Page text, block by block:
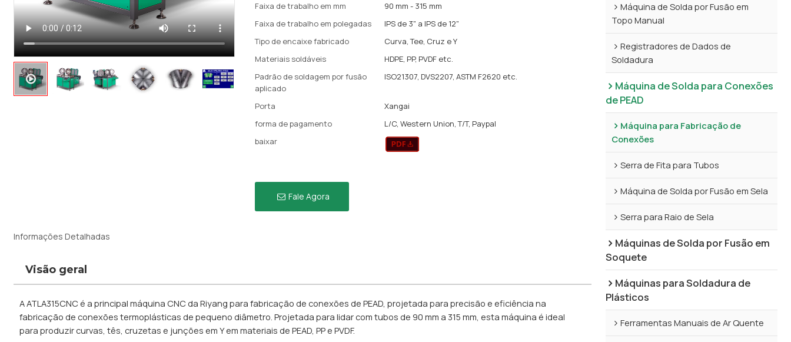
Faixa de trabalho em mm
90 mm - 315 mm
Faixa de trabalho em polegadas
IPS de 3" a IPS de 12"
Tipo de encaixe fabricado
Curva, Tee, Cruz e Y
Materiais soldáveis
HDPE, PP, PVDF etc.
Padrão de soldagem por fusão
aplicado
ISO21307, DVS2207, ASTM F2620 etc.
Porta
Xangai
forma de pagamento
L/C, Western Union, T/T, Paypal
baixar
Fale Agora
Informações Detalhadas
Visão geral
A ATLA315CNC é a principal máquina CNC da Riyang para fabricação de conexões de PEAD, projetada para precisão e eficiência na
fabricação de conexões termoplásticas de pequeno diâmetro. Projetada para lidar com tubos de 90 mm a 315 mm, esta máquina é ideal
para produzir curvas, tês, cruzetas e junções em Y em materiais de PEAD, PP e PVDF.
Máquina de Solda por Fusão em
Topo Manual
Registradores de Dados de
Soldadura
Máquina de Solda para Conexões
de PEAD
Máquina para Fabricação de
Conexões
Serra de Fita para Tubos
Máquina de Solda por Fusão em Sela
Serra para Raio de Sela
Máquinas de Solda por Fusão em
Soquete
Máquinas para Soldadura de
Plásticos
Ferramentas Manuais de Ar Quente